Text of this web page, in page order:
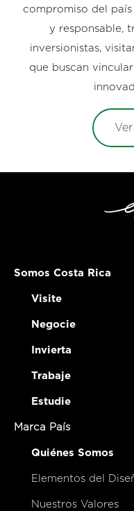
compromiso del
y responsable,
inversionistas,
que buscan
Somos Costa Rica
Visite
Negocie
Invierta
Trabaje
Estudie
Marca País
Quiénes Somos
Elementos del
Nuestros Valores